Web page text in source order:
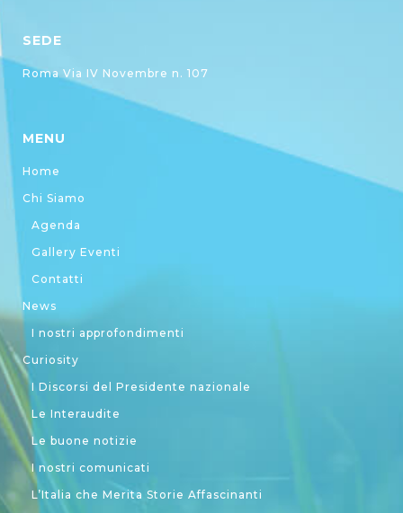
SEDE
Roma Via IV Novembre n. 107
MENU
Home
Chi Siamo
Agenda
Gallery Eventi
Contatti
News
I nostri approfondimenti
Curiosity
I Discorsi del Presidente nazionale
Le Interaudite
Le buone notizie
I nostri comunicati
L’Italia che Merita Storie Affascinanti